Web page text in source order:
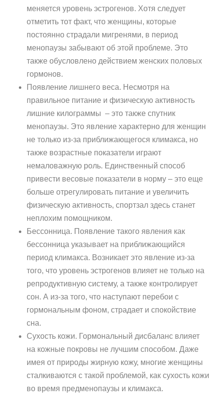
меняется уровень эстрогенов. Хотя следует
отметить тот факт, что женщины, которые
постоянно страдали мигренями, в период
менопаузы забывают об этой проблеме. Это
также обусловлено действием женских половых
гормонов.
Появление лишнего веса. Несмотря на
правильное питание и физическую активность
лишние килограммы – это также спутник
менопаузы. Это явление характерно для женщин
не только из-за приближающегося климакса, но
также возрастные показатели играют
немаловажную роль. Единственный способ
привести весовые показатели в норму – это еще
больше отрегулировать питание и увеличить
физическую активность, спортзал здесь станет
неплохим помощником.
Бессонница. Появление такого явления как
бессонница указывает на приближающийся
период климакса. Возникает это явление из-за
того, что уровень эстрогенов влияет не только на
репродуктивную систему, а также контролирует
сон. А из-за того, что наступают перебои с
гормональным фоном, страдает и спокойствие
сна.
Сухость кожи. Гормональный дисбаланс влияет
на кожные покровы не лучшим способом. Даже
имея от природы жирную кожу, многие женщины
сталкиваются с такой проблемой, как сухость кожи
во время предменопаузы и климакса.